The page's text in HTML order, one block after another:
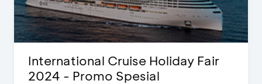
International Cruise Holiday Fair
2024 - Promo Spesial